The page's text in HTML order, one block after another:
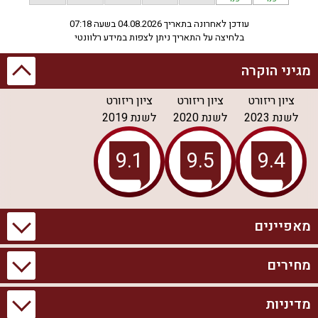
עודכן לאחרונה בתאריך 04.08.2026 בשעה 07:18
בלחיצה על התאריך ניתן לצפות במידע רלוונטי
מגיני הוקרה
ציון ריזורט
לשנת2023
ציון ריזורט
לשנת2020
ציון ריזורט
לשנת2019
מאפיינים
מידע כללי
1 יחידות אירוח
מחירים
סוויטת פלזרמדיניות